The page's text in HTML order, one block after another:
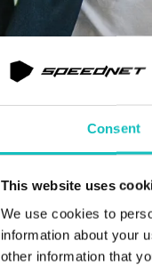
Consent
This website uses
We use cookies to
information about your
other information that